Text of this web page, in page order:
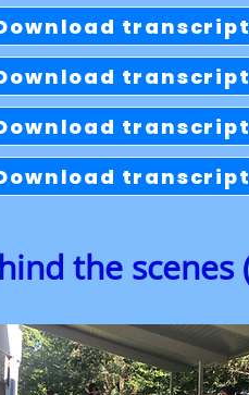
transcript
transcript
transcript
transcript
the